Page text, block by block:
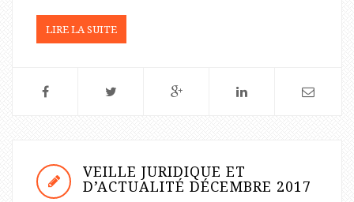
LIRE LA SUITE
VEILLE JURIDIQUE ET
D’ACTUALITÉ DÉCEMBRE 2017